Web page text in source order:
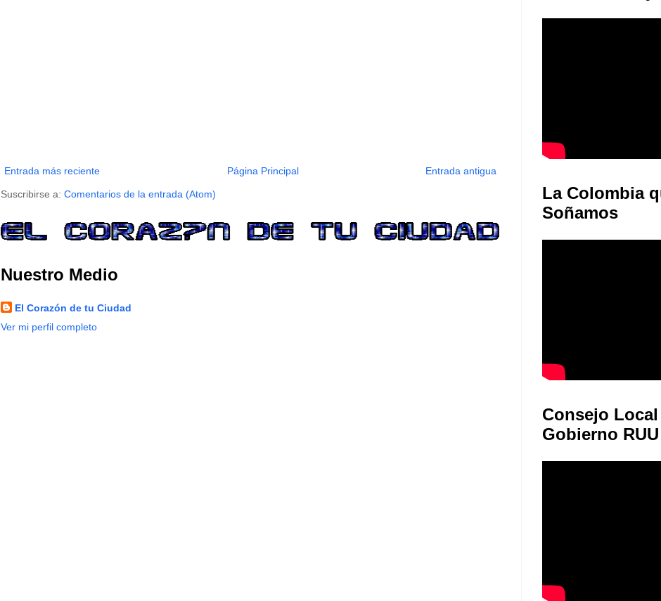
Entrada más reciente Entrada antigua
Página Principal
Suscribirse a: Comentarios de la entrada (Atom)
Nuestro Medio
El Corazón de tu Ciudad
Ver mi perfil completo
La Colombia
Soñamos
Consejo
Gobierno RUU